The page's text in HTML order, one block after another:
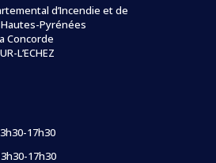
d’Incendie et de
Pyrénées
Concorde
L’ECHEZ
17h30
17h30